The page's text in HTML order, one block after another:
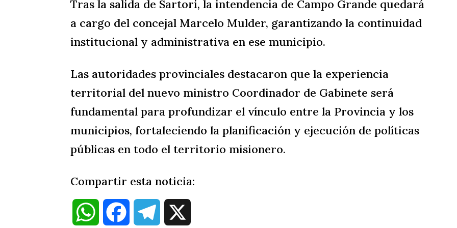
Tras la salida de Sartori, la intendencia de Campo Grande quedará
a cargo del concejal Marcelo Mulder, garantizando la continuidad
institucional y administrativa en ese municipio.
Las autoridades provinciales destacaron que la experiencia
territorial del nuevo ministro Coordinador de Gabinete será
fundamental para profundizar el vínculo entre la Provincia y los
municipios, fortaleciendo la planificación y ejecución de políticas
públicas en todo el territorio misionero.
Compartir esta noticia:
W